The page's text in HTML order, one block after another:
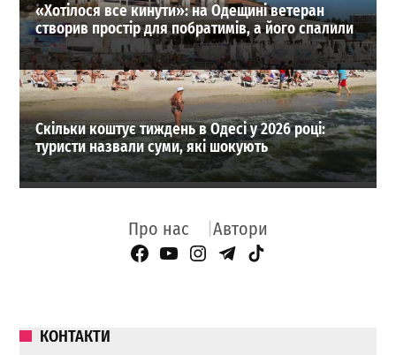
«Хотілося все кинути»: на Одещині ветеран
створив простір для побратимів, а його спалили
Скільки коштує тиждень в Одесі у 2026 році:
туристи назвали суми, які шокують
Про нас Автори
Facebook Page
YouTube
Instagram
Telegram
TikTok
КОНТАКТИ